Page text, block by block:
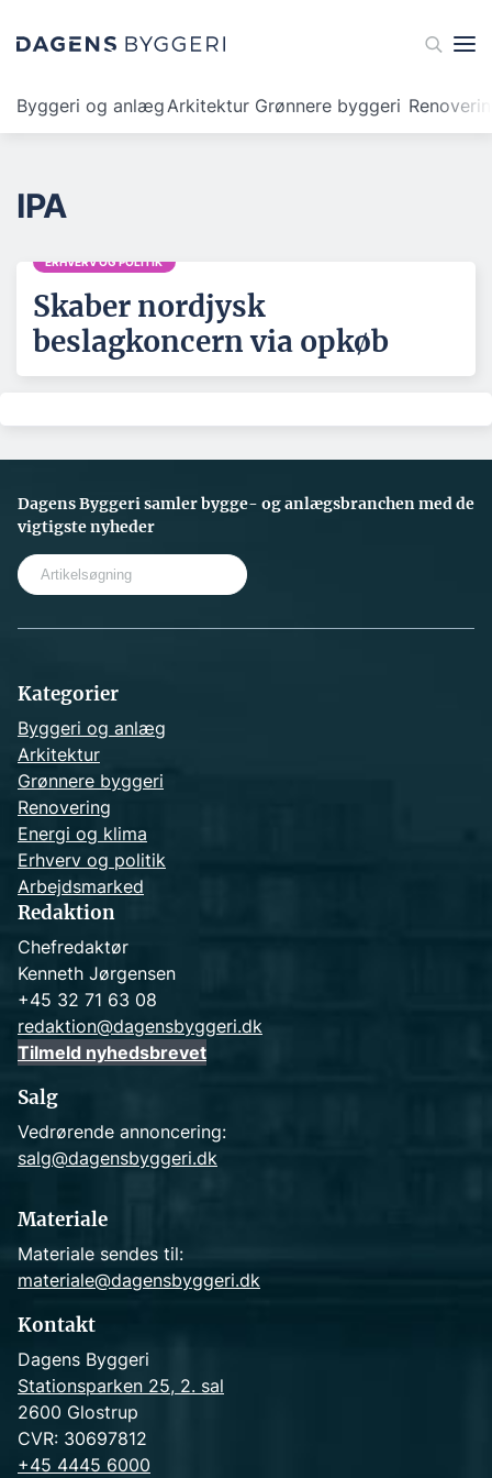
Byggeri og anlægArkitektur Grønnere byggeri
IPA
ERHVERV OG POLITIK
Skaber nordjysk
beslagkoncern via opkøb
Dagens Byggeri samler bygge- og anlægsbranchen med de
vigtigste nyheder
Kategorier
Byggeri og anlæg
Arkitektur
Grønnere byggeri
Renovering
Energi og klima
Erhverv og politik
Arbejdsmarked
Redaktion
Chefredaktør
Kenneth Jørgensen
+45 32 71 63 08
redaktion@dagensbyggeri.dk
Tilmeld nyhedsbrevet
Salg
Vedrørende annoncering:
salg@dagensbyggeri.dk
Materiale
Materiale sendes til:
materiale@dagensbyggeri.dk
Kontakt
Dagens Byggeri
Stationsparken 25, 2. sal
2600 Glostrup
CVR: 30697812
+45 4445 6000